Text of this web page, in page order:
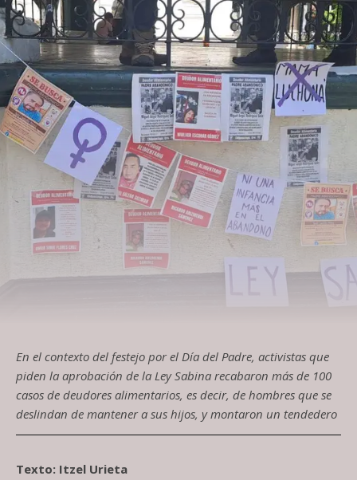
En el contexto del festejo por el Día del Padre, activistas que
piden la aprobación de la Ley Sabina recabaron más de 100
casos de deudores alimentarios, es decir, de hombres que se
deslindan de mantener a sus hijos, y montaron un tendedero
Texto: Itzel Urieta